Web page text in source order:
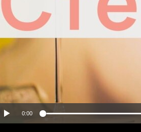
0:00